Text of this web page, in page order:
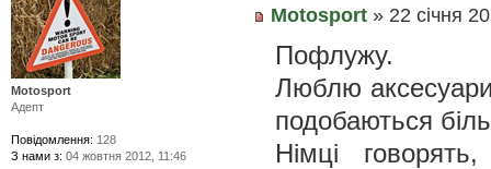
Motosport» 22 січня
Пофлужу.
Люблю
подобаються
Німці
Motosport
Адепт
Повідомлення: 128
З нами з: 04 жовтня 2012, 11:46